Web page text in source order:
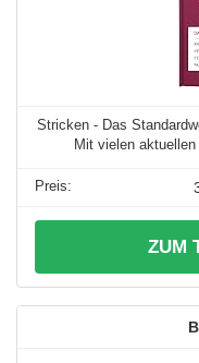
Stricken - Das
Mit vielen
ZUM